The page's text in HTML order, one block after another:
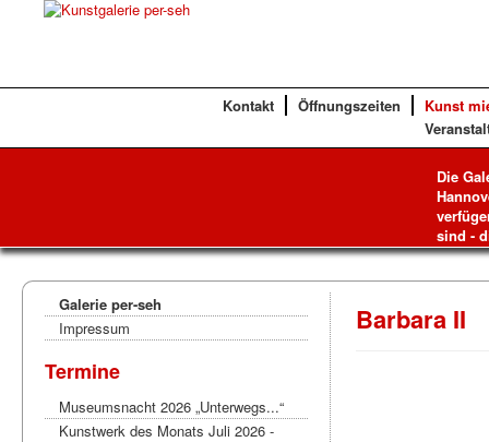
Kontakt Öffnungszeiten
Kunst
Die
sind -
Galerie per-seh
Impressum
Termine
Museumsnacht 2026 „Unterwegs...“
Kunstwerk des Monats Juli 2026 -
Barbara II